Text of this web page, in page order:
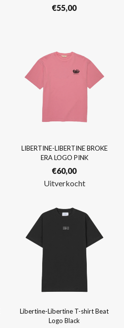
€55,00
LIBERTINE-LIBERTINE BROKE
ERA LOGO PINK
€60,00
Uitverkocht
Libertine-Libertine T-shirt Beat
Logo Black